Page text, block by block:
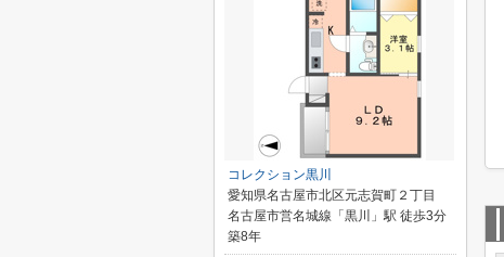
コレクション黒川
愛知県名古屋市北区元志賀町２丁目
名古屋市営名城線「黒川」駅 徒歩3分
築8年